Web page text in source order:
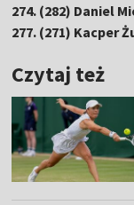
274. (282) Daniel
277. (271) Kacper
Czytaj też